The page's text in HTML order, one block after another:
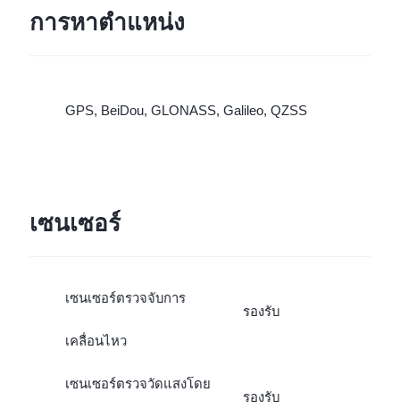
การหาตำแหน่ง
GPS, BeiDou, GLONASS, Galileo, QZSS
เซนเซอร์
เซนเซอร์ตรวจจับการ
เคลื่อนไหว
รองรับ
เซนเซอร์ตรวจวัดแสงโดย
รองรับ